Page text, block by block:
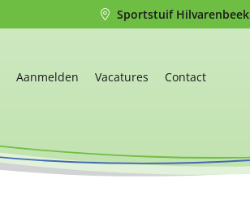
Sportstuif Hilvarenbeek
Aanmelden Vacatures Contact